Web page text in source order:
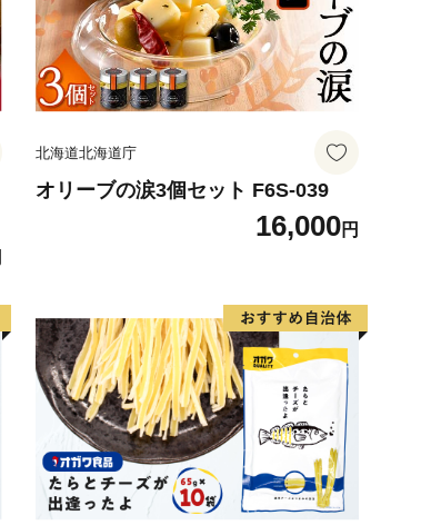
北海道北海道庁
オリーブの涙3個セット F6S-039
16,000円